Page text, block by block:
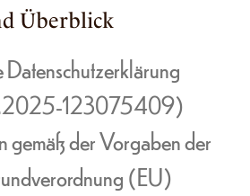
Überblick
123075409)
gemäß der Vorgaben der
(EU)